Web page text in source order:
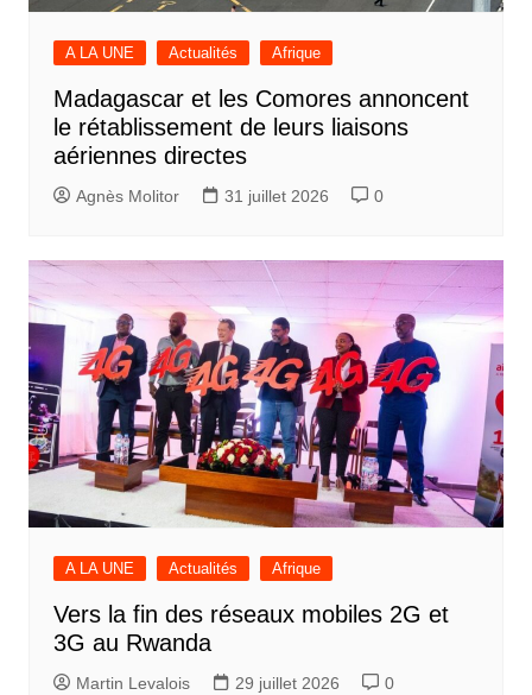
A LA UNE Actualités Afrique
Madagascar et les Comores annoncent
le rétablissement de leurs liaisons
aériennes directes
Agnès Molitor 31 juillet 2026 0
A LA UNE Actualités Afrique
Vers la fin des réseaux mobiles 2G et
3G au Rwanda
Martin Levalois 29 juillet 2026 0